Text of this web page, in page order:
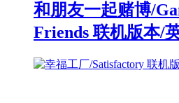
和朋友一起赌博/
Friends 联机版本/